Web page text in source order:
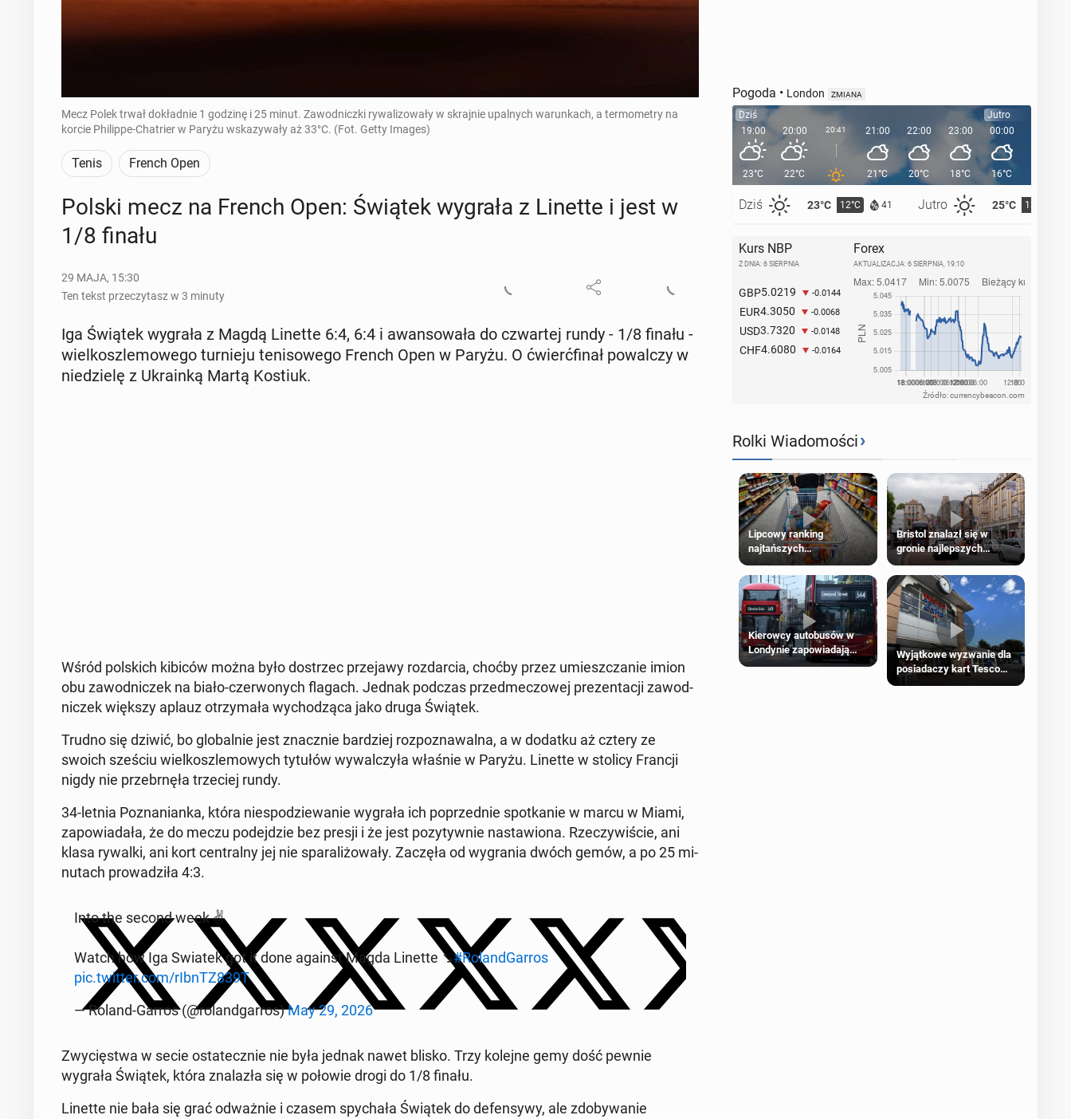
Mecz Polek trwał dokładnie 1 godzinę i 25 minut. Zawodniczki rywalizowały w skrajnie upalnych warunkach, a termometry na
korcie Philippe-Chatrier w Paryżu wskazywały aż 33°C. (Fot. Getty Images)
Tenis French Open
Polski mecz na French Open: Świątek wygrała z Linette i jest w
1/8 finału
29 MAJA, 15:30
Ten tekst przeczytasz w 3 minuty
Iga Świątek wygrała z Magdą Linette 6:4, 6:4 i awan­so­wa­ła do czwar­tej rundy - 1/8 finału -
wiel­kosz­le­mo­we­go tur­nie­ju te­ni­so­we­go French Open w Paryżu. O ćwierć­fi­nał po­wal­czy w
nie­dzie­lę z Ukra­in­ką Martą Kostiuk.
Wśród pol­skich kibiców można było do­strzec prze­ja­wy roz­dar­cia, choćby przez umiesz­cza­nie imion
obu za­wod­ni­czek na biało-czer­wo­nych flagach. Jednak podczas przed­me­czo­wej pre­zen­ta­cji za­wod­
ni­czek większy aplauz otrzy­ma­ła wy­cho­dzą­ca jako druga Świątek.
Trudno się dziwić, bo glo­bal­nie jest znacz­nie bar­dziej roz­po­zna­wal­na, a w dodatku aż cztery ze
swoich sześciu wiel­kosz­le­mo­wych tytułów wy­wal­czy­ła właśnie w Paryżu. Linette w stolicy Francji
nigdy nie prze­brnę­ła trze­ciej rundy.
34-letnia Po­zna­nian­ka, która nie­spo­dzie­wa­nie wygrała ich po­przed­nie spo­tka­nie w marcu w Miami,
za­po­wia­da­ła, że do meczu po­dej­dzie bez presji i że jest po­zy­tyw­nie na­sta­wio­na. Rze­czy­wi­ście, ani
klasa rywalki, ani kort cen­tral­ny jej nie spa­ra­li­żo­wa­ły. Zaczęła od wy­gra­nia dwóch gemów, a po 25 mi­
nu­tach pro­wa­dzi­ła 4:3.
Into the second week ✌️
Watch how Iga Swiatek got it done against Magda Linette ↘️#Ro­land­Gar­ros
pic.twitter.com/rIbnTZ839T
— Roland-Garros (@ro­land­gar­ros)May 29, 2026
Zwy­cię­stwa w secie osta­tecz­nie nie była jednak nawet blisko. Trzy kolejne gemy dość pewnie
wygrała Świątek, która zna­la­zła się w połowie drogi do 1/8 finału.
Linette nie bała się grać od­waż­nie i czasem spy­cha­ła Świątek do de­fen­sy­wy, ale zdo­by­wa­nie
Pogoda • London ZMIANA
Dziś
19:00
23°C
Dziś 23°C 12°C 41 Jutro 25°C 13°C
20:00
22°C
20:41 21:00
21°C
22:00
20°C
23:00
18°C
Jutro
00:00
16°C
Kurs NBP
Z DNIA: 6 SIERPNIA
GBP5.0219 -0.0144
EUR4.3050 -0.0068
USD3.7320 -0.0148
CHF4.6080 -0.0164
Forex
AKTUALIZACJA: 6 SIERPNIA, 19:10
Źródło: currencybeacon.com
Rolki Wiadomości›
Lipcowy ranking
najtańszych
supermarketów
Bristol znalazł się w
gronie najlepszych
kierunków podróży na
świecie
Kierowcy autobusów w
Londynie zapowiadają
strajki
Wyjątkowe wyzwanie dla
posiadaczy kart Tesco
Clubcard!